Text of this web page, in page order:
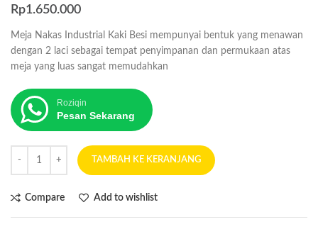
Rp1.650.000
Meja Nakas Industrial Kaki Besi mempunyai bentuk yang menawan
dengan 2 laci sebagai tempat penyimpanan dan permukaan atas
meja yang luas sangat memudahkan
Roziqin
Pesan Sekarang
TAMBAH KE KERANJANG
Compare Add to wishlist